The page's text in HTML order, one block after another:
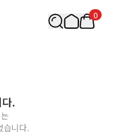
0
.
습니다.